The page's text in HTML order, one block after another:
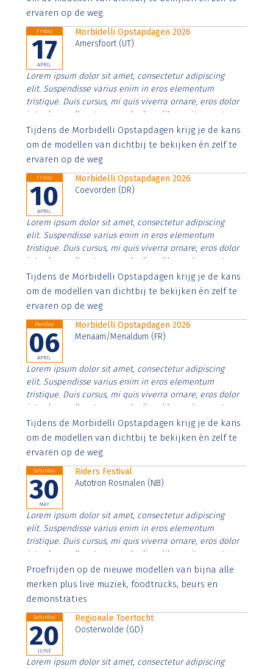
ervaren op de weg.
Friday
17
APRIL
Morbidelli Opstapdagen 2026
Amersfoort (UT)
Lorem ipsum dolor sit amet, consectetur adipiscing
elit. Suspendisse varius enim in eros elementum
tristique. Duis cursus, mi quis viverra ornare, eros dolor
interdum nulla, ut commodo diam libero vitae erat.
Aenean faucibus nibh et justo cursus id rutrum lorem
imperdiet. Nunc ut sem vitae risus tristique posuere.
Tijdens de Morbidelli Opstapdagen krijg je de kans
om de modellen van dichtbij te bekijken én zelf te
ervaren op de weg
Friday
10
APRIL
Morbidelli Opstapdagen 2026
Coevorden (DR)
Lorem ipsum dolor sit amet, consectetur adipiscing
elit. Suspendisse varius enim in eros elementum
tristique. Duis cursus, mi quis viverra ornare, eros dolor
interdum nulla, ut commodo diam libero vitae erat.
Aenean faucibus nibh et justo cursus id rutrum lorem
imperdiet. Nunc ut sem vitae risus tristique posuere.
Tijdens de Morbidelli Opstapdagen krijg je de kans
om de modellen van dichtbij te bekijken én zelf te
ervaren op de weg
Monday
06
APRIL
Morbidelli Opstapdagen 2026
Menaam/Menaldum (FR)
Lorem ipsum dolor sit amet, consectetur adipiscing
elit. Suspendisse varius enim in eros elementum
tristique. Duis cursus, mi quis viverra ornare, eros dolor
interdum nulla, ut commodo diam libero vitae erat.
Aenean faucibus nibh et justo cursus id rutrum lorem
imperdiet. Nunc ut sem vitae risus tristique posuere.
Tijdens de Morbidelli Opstapdagen krijg je de kans
om de modellen van dichtbij te bekijken én zelf te
ervaren op de weg.
Saturday
30
MAY
Riders Festival
Autotron Rosmalen (NB)
Lorem ipsum dolor sit amet, consectetur adipiscing
elit. Suspendisse varius enim in eros elementum
tristique. Duis cursus, mi quis viverra ornare, eros dolor
interdum nulla, ut commodo diam libero vitae erat.
Aenean faucibus nibh et justo cursus id rutrum lorem
imperdiet. Nunc ut sem vitae risus tristique posuere.
Proefrijden op de nieuwe modellen van bijna alle
merken plus live muziek, foodtrucks, beurs en
demonstraties
Saturday
20
JUNE
Regionale Toertocht
Oosterwolde (GD)
Lorem ipsum dolor sit amet, consectetur adipiscing